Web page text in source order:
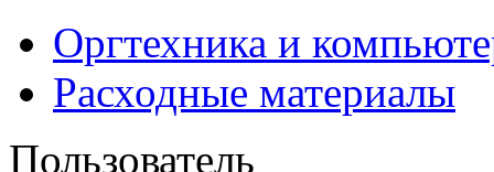
Оргтехника и
Расходные материалы
Пользователь